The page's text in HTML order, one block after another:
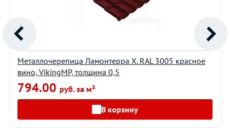
Металлочерепица Ламонтерра Х. RAL 3005 красное
вино, VikingMP, толщина 0,5
794.00 руб. за м²
В корзину